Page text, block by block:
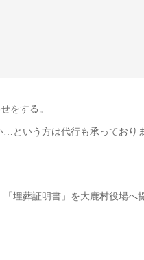
をする。
という方は代行も承っており
埋葬証明書」を大鹿村役場へ